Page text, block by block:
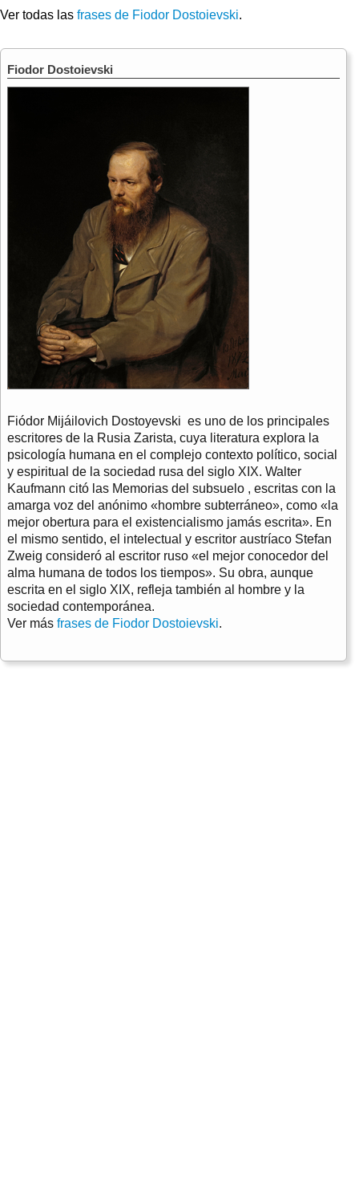
Ver todas las frases de Fiodor Dostoievski.
Fiodor Dostoievski
Fiódor Mijáilovich Dostoyevski es uno de los principales
escritores de la Rusia Zarista, cuya literatura explora la
psicología humana en el complejo contexto político, social
y espiritual de la sociedad rusa del siglo XIX. Walter
Kaufmann citó las Memorias del subsuelo , escritas con la
amarga voz del anónimo «hombre subterráneo», como «la
mejor obertura para el existencialismo jamás escrita». En
el mismo sentido, el intelectual y escritor austríaco Stefan
Zweig consideró al escritor ruso «el mejor conocedor del
alma humana de todos los tiempos». Su obra, aunque
escrita en el siglo XIX, refleja también al hombre y la
sociedad contemporánea.
Ver más frases de Fiodor Dostoievski.